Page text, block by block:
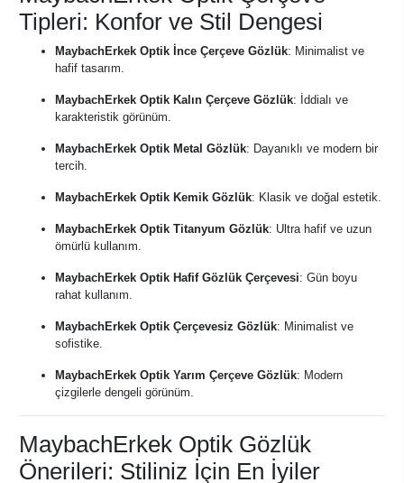
Tipleri: Konfor ve Stil Dengesi
MaybachErkek Optik İnce Çerçeve Gözlük: Minimalist ve
hafif tasarım.
MaybachErkek Optik Kalın Çerçeve Gözlük: İddialı ve
karakteristik görünüm.
MaybachErkek Optik Metal Gözlük: Dayanıklı ve modern bir
tercih.
MaybachErkek Optik Kemik Gözlük: Klasik ve doğal estetik.
MaybachErkek Optik Titanyum Gözlük: Ultra hafif ve uzun
ömürlü kullanım.
MaybachErkek Optik Hafif Gözlük Çerçevesi: Gün boyu
rahat kullanım.
MaybachErkek Optik Çerçevesiz Gözlük: Minimalist ve
sofistike.
MaybachErkek Optik Yarım Çerçeve Gözlük: Modern
çizgilerle dengeli görünüm.
MaybachErkek Optik Gözlük
Önerileri: Stiliniz İçin En İyiler